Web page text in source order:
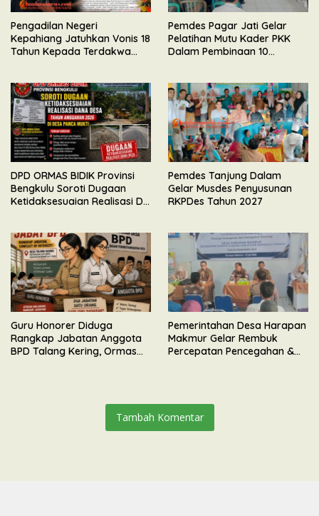
Pengadilan Negeri
Kepahiang Jatuhkan Vonis 18
Tahun Kepada Terdakwa
Pemdes Pagar Jati Gelar
Pelatihan Mutu Kader PKK
Dalam Pembinaan 10
DPD ORMAS BIDIK Provinsi
Bengkulu Soroti Dugaan
Ketidaksesuaian Realisasi DD
Pemdes Tanjung Dalam
Gelar Musdes Penyusunan
RKPDes Tahun 2027
Guru Honorer Diduga
Rangkap Jabatan Anggota
BPD Talang Kering, Ormas
Pemerintahan Desa Harapan
Makmur Gelar Rembuk
Percepatan Pencegahan &
Tambah Komentar